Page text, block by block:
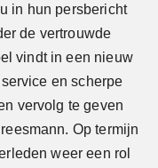
in hun persbericht
de vertrouwde
vindt in een nieuw
en scherpe
vervolg te geven
Op termijn
weer een rol